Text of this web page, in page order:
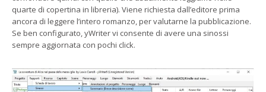
quarte di copertina in libreria). Viene richiesta dall’editore prima
ancora di leggere l’intero romanzo, per valutarne la pubblicazione.
Se ben configurato, yWriter vi consente di avere una sinossi
sempre aggiornata con pochi click.